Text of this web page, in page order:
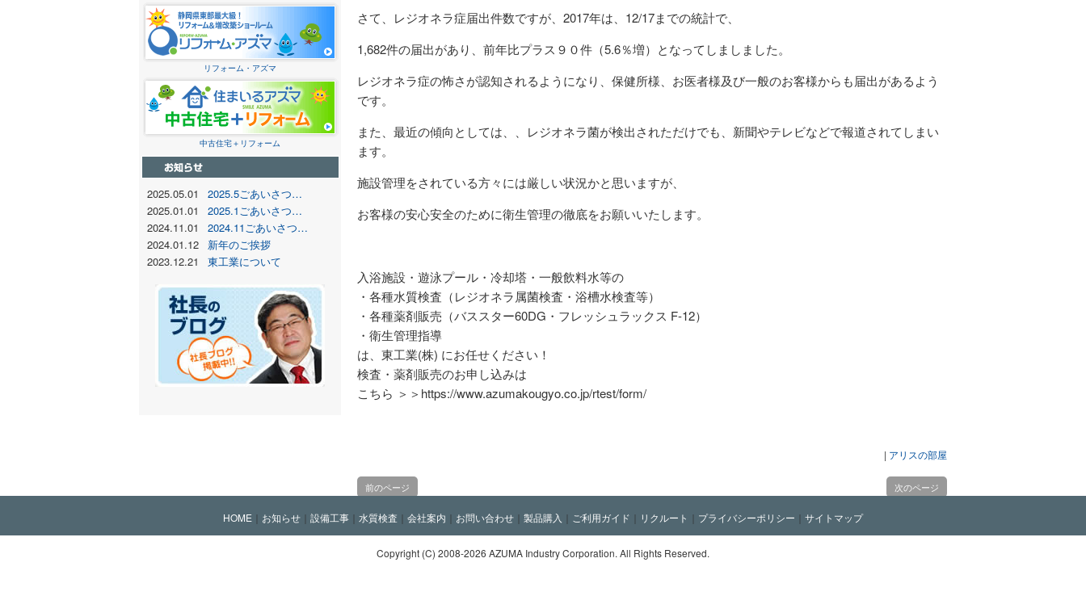
さて、レジオネラ症届出件数ですが、2017年は、12/17までの統計で、
1,682件の届出があり、前年比プラス９０件（5.6％増）となってしましました。
レジオネラ症の怖さが認知されるようになり、保健所様、お医者様及び一般のお客様からも届出があるよう
です。
また、最近の傾向としては、、レジオネラ菌が検出されただけでも、新聞やテレビなどで報道されてしまい
ます。
施設管理をされている方々には厳しい状況かと思いますが、
お客様の安心安全のために衛生管理の徹底をお願いいたします。
入浴施設・遊泳プール・冷却塔・一般飲料水等の
・各種水質検査（レジオネラ属菌検査・浴槽水検査等）
・各種薬剤販売（バススター60DG・フレッシュラックス F-12）
・衛生管理指導
は、東工業(株) にお任せください！
検査・薬剤販売のお申し込みは
こちら ＞＞https://www.azumakougyo.co.jp/rtest/form/
| アリスの部屋
前のページ 次のページ
リフォーム・アズマ
中古住宅＋リフォーム
2025.05.01
2025.5ごあいさつ…
2025.01.01
2025.1ごあいさつ…
2024.11.01
2024.11ごあいさつ…
2024.01.12
新年のご挨拶
2023.12.21
東工業について
HOME ｜ お知らせ ｜ 設備工事 ｜ 水質検査 ｜ 会社案内 ｜ お問い合わせ ｜ 製品購入 ｜ ご利用ガイド ｜ リクルート ｜ プライバシーポリシー ｜ サイトマップ
Copyright (C) 2008-2026 AZUMA Industry Corporation. All Rights Reserved.